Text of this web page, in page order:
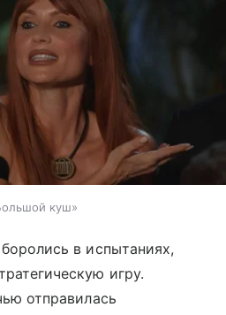
куш»
в испытаниях,
игру.
отправилась